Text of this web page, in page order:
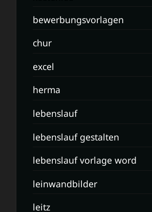
bewerbungsvorlagen
chur
excel
herma
lebenslauf
lebenslauf gestalten
lebenslauf vorlage word
leinwandbilder
leitz